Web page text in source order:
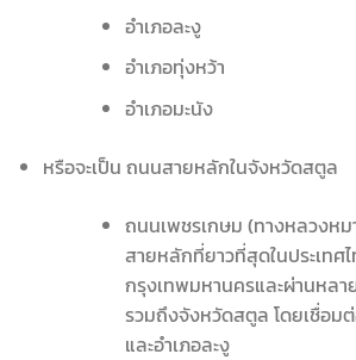
อำเภอละงู
อำเภอทุ่งหว้า
อำเภอมะนัง
หรือจะเป็น ถนนสายหลักในจังหวัดสตูล
ถนนเพชรเกษม (ทางหลวงหม
สายหลักที่ยาวที่สุดในประเทศ
กรุงเทพมหานครและผ่านหลา
รวมถึงจังหวัดสตูล โดยเชื่อม
และอำเภอละงู